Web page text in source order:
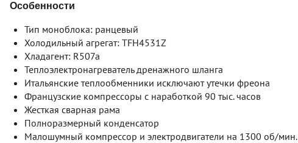
Особенности
Тип моноблока: ранцевый
Холодильный агрегат: TFH4531Z
Хладагент: R507a
Теплоэлектронагреватель дренажного шланга
Итальянские теплообменники исключают утечки фреона
Французские компрессоры с наработкой 90 тыс. часов
Жесткая сварная рама
Полноразмерный конденсатор
Малошумный компрессор и электродвигатели на 1300 об/мин.